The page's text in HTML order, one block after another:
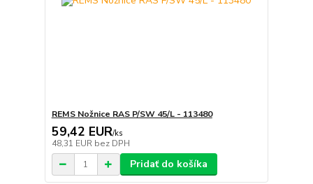
REMS Nožnice RAS P/SW 45/L - 113480
59,42 EUR/ks
48,31 EUR bez DPH
Pridať do košíka